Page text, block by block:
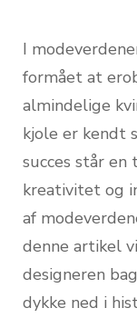
I
formået at
almindelige
kjole er kendt
succes står
kreativitet og
af
denne artikel
designeren
dykke ned i